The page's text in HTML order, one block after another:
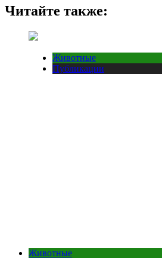
Читайте также:
Животные
Публикации
Животные